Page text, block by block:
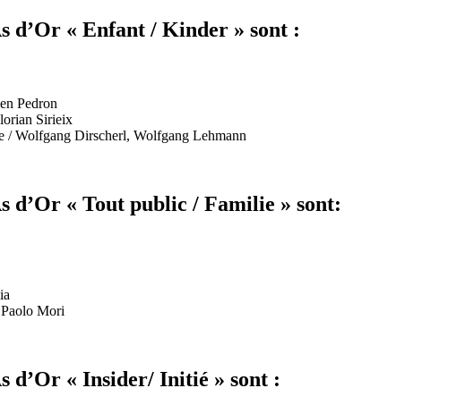
d’Or « Enfant / Kinder » sont :
Pedron
Sirieix
/ Wolfgang Dirscherl, Wolfgang Lehmann
d’Or « Tout public / Familie » sont:
Mori
d’Or « Insider/ Initié » sont :